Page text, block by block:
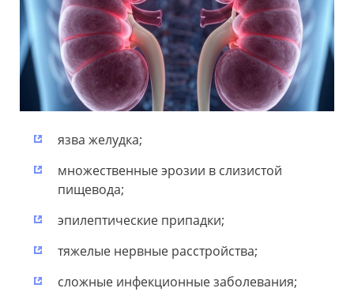
язва желудка;
множественные эрозии в слизистой
пищевода;
эпилептические припадки;
тяжелые нервные расстройства;
сложные инфекционные заболевания;